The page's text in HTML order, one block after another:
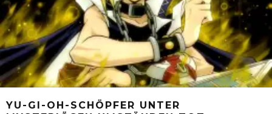
YU-GI-OH-SCHÖPFER UNTER